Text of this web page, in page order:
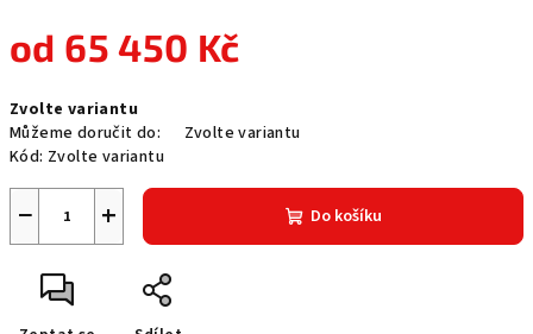
od 65 450 Kč
cena:
Zvolte variantu
Můžeme doručit do:
Zvolte variantu
Kód: Zvolte variantu
+
− Do košíku